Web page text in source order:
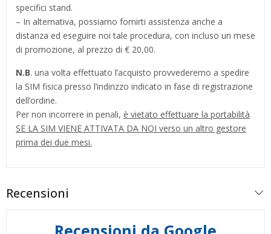
specifici stand.
– In alternativa, possiamo fornirti assistenza anche a
distanza ed eseguire noi tale procedura, con incluso un mese
di promozione, al prezzo di € 20,00.
N.B. una volta effettuato l’acquisto provvederemo a spedire
la SIM fisica presso l’indirizzo indicato in fase di registrazione
dell’ordine.
Per non incorrere in penali, è vietato effettuare la portabilità
SE LA SIM VIENE ATTIVATA DA NOI verso un altro gestore
prima dei due mesi.
Recensioni